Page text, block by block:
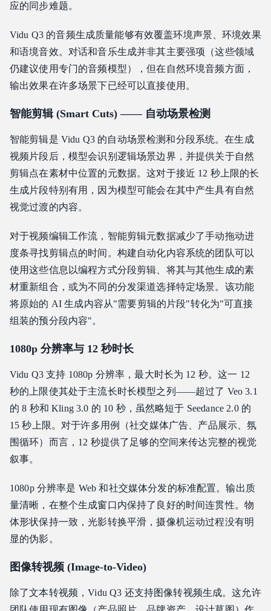
应的同步难题。
Vidu Q3 的音频生成质量能够有效覆盖环境声景、环境效果
和语境音效。对话和音乐生成并非其主要强项（这些领域
仍建议使用专门的音频模型），但在自然环境音频方面，
输出效果在许多场景下已经可以直接使用。
智能剪辑 (Smart Cuts) —— 自动场景检测
智能剪辑是 Vidu Q3 的自动场景检测和分段系统。在生成
视频片段后，模型会识别逻辑场景边界，并提供关于自然
剪辑点在素材中位置的元数据。这对于接近 12 秒上限的长
生成片段特别有用，因为模型可能会在其中产生具有自然
视觉过渡的内容。
对于视频编辑工作流，智能剪辑元数据减少了手动拖动进
度条寻找剪辑点的时间。构建自动化内容系统的团队可以
使用这些信息以编程方式分段剪辑、将其与其他生成的素
材重新组合，或为不同的分发渠道选择特定场景。该功能
将原始的 AI 生成内容从"需要剪辑的片段"转化为"可直接
组装的预分段内容"。
1080p 分辨率与 12 秒时长
Vidu Q3 支持 1080p 分辨率，最大时长为 12 秒。这一 12
秒的上限使其处于主流长时长模型之列——超过了 Veo 3.1
的 8 秒和 Kling 3.0 的 10 秒，虽然略短于 Seedance 2.0 的
15 秒上限。对于许多用例（社交媒体广告、产品展示、氛
围循环）而言，12 秒提供了足够的空间来传达完整的视觉
叙事。
1080p 分辨率是 Web 和社交媒体分发的标准配置。输出质
量清晰，在整个生成窗口内保持了良好的时间连贯性。物
体形状保持一致，光影转换平滑，摄像机运动过程没有明
显的伪影。
图像转视频 (Image-to-Video)
除了文本转视频，Vidu Q3 还支持图像转视频生成。这允许